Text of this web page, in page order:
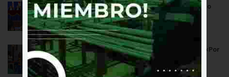
Entrega de reconocimiento por el aniversario
de ITARFA
3 DE AGOSTO DE 2026
La SIB Chuquisaca sumó apoyo a la teletón «Por
un Amigo Fiel»
28 DE JULIO DE 2026